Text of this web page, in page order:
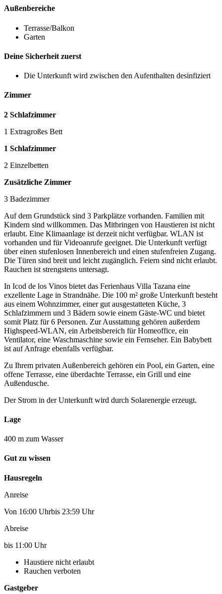
Außenbereiche
Terrasse/Balkon
Garten
Deine Sicherheit zuerst
Die Unterkunft wird zwischen den Aufenthalten desinfiziert
Zimmer
2 Schlafzimmer
1 Extragroßes Bett
1 Schlafzimmer
2 Einzelbetten
Zusätzliche Zimmer
3 Badezimmer
Auf dem Grundstück sind 3 Parkplätze vorhanden. Familien mit
Kindern sind willkommen. Das Mitbringen von Haustieren ist nicht
erlaubt. Eine Klimaanlage ist derzeit nicht verfügbar. WLAN ist
vorhanden und für Videoanrufe geeignet. Die Unterkunft verfügt
über einen stufenlosen Innenbereich und einen stufenfreien Zugang.
Die Türen sind breit und leicht zugänglich. Feiern sind nicht erlaubt.
Rauchen ist strengstens untersagt.
In Icod de los Vinos bietet das Ferienhaus Villa Tazana eine
exzellente Lage in Strandnähe. Die 100 m² große Unterkunft besteht
aus einem Wohnzimmer, einer gut ausgestatteten Küche, 3
Schlafzimmern und 3 Bädern sowie einem Gäste-WC und bietet
somit Platz für 6 Personen. Zur Ausstattung gehören außerdem
Highspeed-WLAN, ein Arbeitsbereich für Homeoffice, ein
Ventilator, eine Waschmaschine sowie ein Fernseher. Ein Babybett
ist auf Anfrage ebenfalls verfügbar.
Zu Ihrem privaten Außenbereich gehören ein Pool, ein Garten, eine
offene Terrasse, eine überdachte Terrasse, ein Grill und eine
Außendusche.
Der Strom in der Unterkunft wird durch Solarenergie erzeugt.
Lage
400 m zum Wasser
Gut zu wissen
Hausregeln
Anreise
Von 16:00 Uhrbis 23:59 Uhr
Abreise
bis 11:00 Uhr
Haustiere nicht erlaubt
Rauchen verboten
Gastgeber